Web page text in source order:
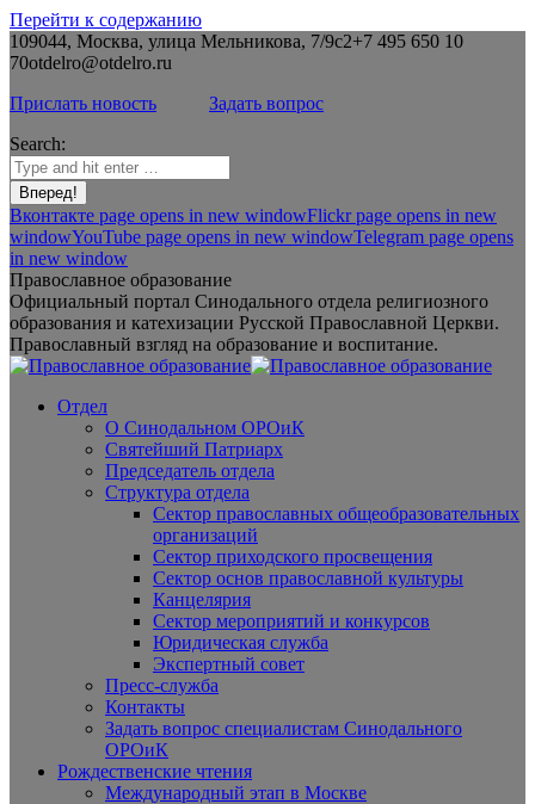
Перейти к содержанию
109044, Москва, улица Мельникова, 7/9с2+7 495 650 10
70otdelro@otdelro.ru
Прислать новость
Задать вопрос
Search:
Вконтакте page opens in new windowFlickr page opens in new
windowYouTube page opens in new windowTelegram page opens
in new window
Православное образование
Официальный портал Синодального отдела религиозного
образования и катехизации Русской Православной Церкви.
Православный взгляд на образование и воспитание.
Отдел
О Синодальном ОРОиК
Святейший Патриарх
Председатель отдела
Структура отдела
Сектор православных общеобразовательных
организаций
Сектор приходского просвещения
Сектор основ православной культуры
Канцелярия
Сектор мероприятий и конкурсов
Юридическая служба
Экспертный совет
Пресс-служба
Контакты
Задать вопрос специалистам Синодального
ОРОиК
Рождественские чтения
Международный этап в Москве